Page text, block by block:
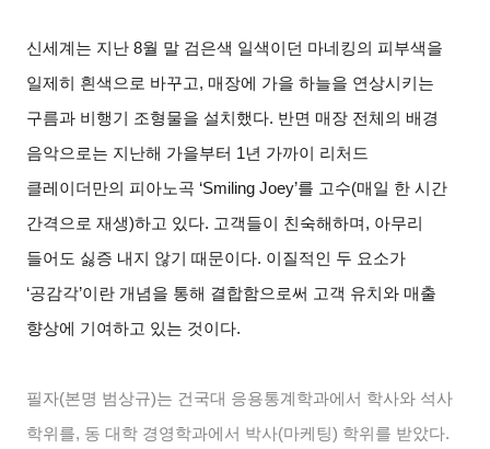
신세계는 지난 8월 말 검은색 일색이던 마네킹의 피부색을
일제히 흰색으로 바꾸고, 매장에 가을 하늘을 연상시키는
구름과 비행기 조형물을 설치했다. 반면 매장 전체의 배경
음악으로는 지난해 가을부터 1년 가까이 리처드
클레이더만의 피아노곡 ‘Smiling Joey’를 고수(매일 한 시간
간격으로 재생)하고 있다. 고객들이 친숙해하며, 아무리
들어도 싫증 내지 않기 때문이다. 이질적인 두 요소가
‘공감각’이란 개념을 통해 결합함으로써 고객 유치와 매출
향상에 기여하고 있는 것이다.
필자(본명 범상규)는 건국대 응용통계학과에서 학사와 석사
학위를, 동 대학 경영학과에서 박사(마케팅) 학위를 받았다.